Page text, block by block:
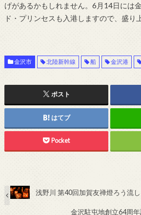
げがあるかもしれません。6月14日には
ド・プリンセスも入港しますので、盛り
金沢市 北陸新幹線 船 金沢港
ポスト
はてブ
Pocket
浅野川 第40回加賀友禅燈ろう流し
金沢駐屯地創立64周